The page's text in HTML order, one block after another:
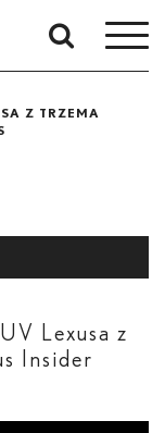
Z TRZEMA
Lexusa z
Insider